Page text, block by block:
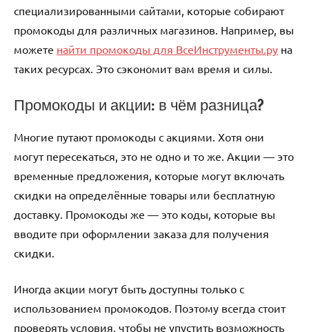
специализированными сайтами, которые собирают
промокоды для различных магазинов. Например, вы
можете найти промокоды для ВсеИнструменты.ру на
таких ресурсах. Это сэкономит вам время и силы.
Промокоды и акции: в чём разница?
Многие путают промокоды с акциями. Хотя они
могут пересекаться, это не одно и то же. Акции — это
временные предложения, которые могут включать
скидки на определённые товары или бесплатную
доставку. Промокоды же — это коды, которые вы
вводите при оформлении заказа для получения
скидки.
Иногда акции могут быть доступны только с
использованием промокодов. Поэтому всегда стоит
проверять условия, чтобы не упустить возможность